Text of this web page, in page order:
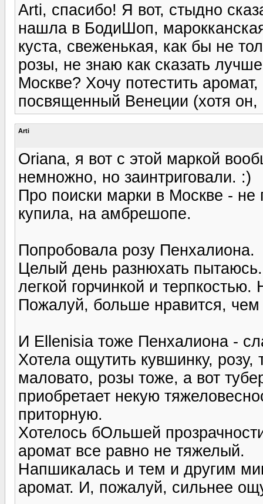
Arti, спасибо! Я вот, стыдно
нашла в БодиШоп,
куста, свеженькая, как бы не
розы, не знаю как сказать
Москве? Хочу потестить
посвященный Венеции (хотя
Arti
Oriana, я вот с этой маркой
немножно, но заинтриговали. :)
Про поиски марки в Москве -
купила, на амбрешопе.
Попробовала розу Пенхалиона.
Целый день разнюхать
легкой горчинкой и терпкостью.
Пожалуй, больше нравится, чем
И Ellenisia тоже Пенхалиона -
Хотела ощутить кувшинку,
маловато, розы тоже, а вот
приобретает некую
приторную.
Хотелось бОльшей
аромат все равно не тяжелый.
Напшикалась и тем и другим
аромат. И, пожалуй, сильнее